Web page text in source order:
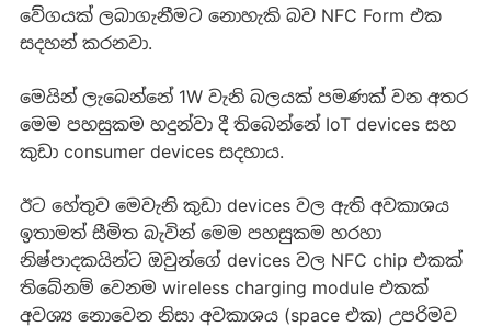
වේගයක් ලබාගැනීමට නොහැකි බව NFC Form එක
සදහන් කරනවා.
මෙයින් ලැබෙන්නේ 1W වැනි බලයක් පමණක් වන අතර
මෙම පහසුකම හදුන්වා දී තිබෙන්නේ IoT devices සහ
කුඩා consumer devices සදහාය.
ඊට හේතුව මෙවැනි කුඩා devices වල ඇති අවකාශය
ඉතාමත් සීමිත බැවින් මෙම පහසුකම හරහා
නිෂ්පාදකයින්ට ඔවුන්ගේ devices වල NFC chip එකක්
තිබේනම් වෙනම wireless charging module එකක්
අවශ්‍ය නොවෙන නිසා අවකාශය (space එක) උපරිමව